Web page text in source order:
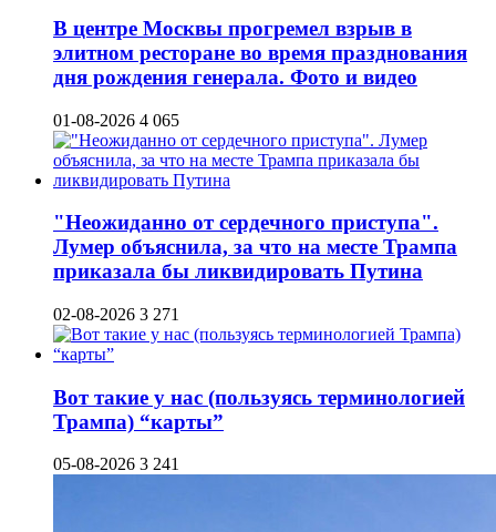
В центре Москвы прогремел взрыв в
элитном ресторане во время празднования
дня рождения генерала. Фото и видео
01-08-2026 4 065
"Неожиданно от сердечного приступа".
Лумер объяснила, за что на месте Трампа
приказала бы ликвидировать Путина
02-08-2026 3 271
Вот такие у нас (пользуясь терминологией
Трампа) “карты”
05-08-2026 3 241